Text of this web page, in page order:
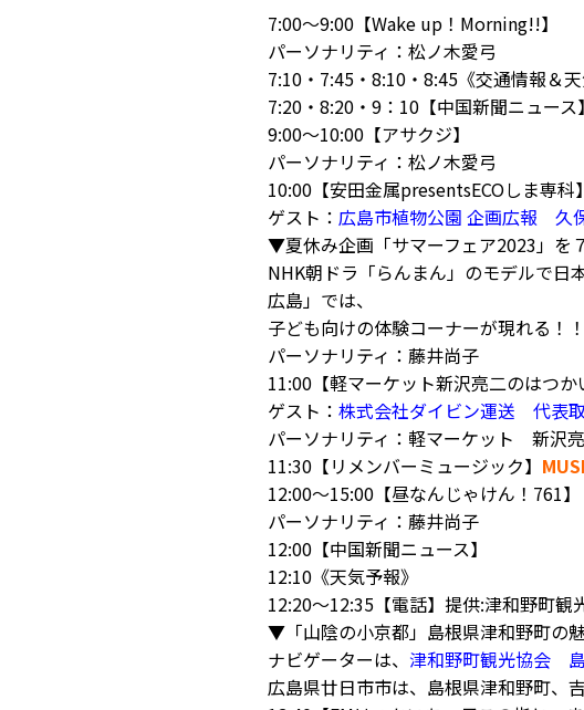
7:00～9:00【Wake up！Morning!!】
パーソナリティ：松ノ木愛弓
7:10・7:45・8:10・8:45《交通情報＆天
7:20・8:20・9：10【中国新聞ニュース】
9:00～10:00【アサクジ】
パーソナリティ：松ノ木愛弓
10:00【安田金属presentsECOしま専科】
ゲスト： 広島市植物公園 企画広報 久
▼夏休み企画「サマーフェア2023」を
NHK朝ドラ「らんまん」のモデルで日
広島」では、
子ども向けの体験コーナーが現れる！！
パーソナリティ：藤井尚子
11:00【軽マーケット新沢亮二のはつか
ゲスト： 株式会社ダイビン運送 代表
パーソナリティ：軽マーケット 新沢
11:30【リメンバーミュージック】
12:00～15:00【昼なんじゃけん！761】
パーソナリティ：藤井尚子
12:00【中国新聞ニュース】
12:10《天気予報》
12:20〜12:35【電話】提供:津和野町
▼「山陰の小京都」島根県津和野町の
ナビゲーターは、 津和野町観光協会
広島県廿日市市は、島根県津和野町、